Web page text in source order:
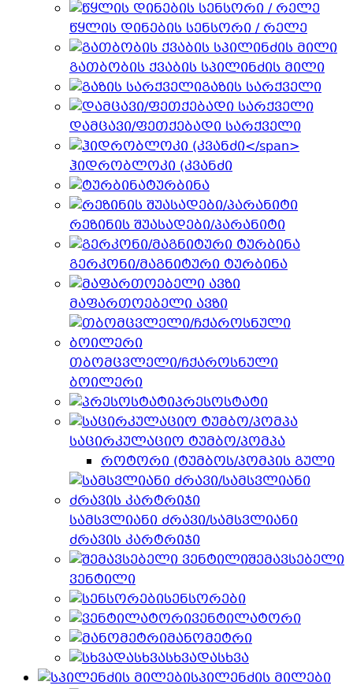
წყლის დინების სენსორი / რელე
გათბობის ქვაბის სპილინძის მილი
გაზის სარქველი
დამცავი/ფეთქებადი სარქველი
ჰიდრობლოკი (კვანძი
ტურბინა
რეზინის შუასადები/პარანიტი
გერკონი/მაგნიტური ტურბინა
მაფართოებელი ავზი
თბომცვლელი/ჩქაროსნული
ბოილერი
პრესოსტატი
საცირკულაციო ტუმბო/პომპა
როტორი (ტუმბოს/პომპის გული
სამსვლიანი ძრავი/სამსვლიანი
ძრავის კარტრიჯი
შემავსებელი
ვენტილი
სენსორები
ვენტილატორი
მანომეტრი
სხვადასხვა
სპილენძის მილები